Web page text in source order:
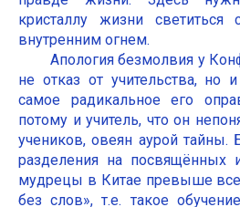
кристаллу жизни светиться
внутренним огнем.
Апология безмолвия у
не отказ от учительства, но
самое радикальное его
потому и учитель, что он
учеников, овеян аурой
разделения на
мудрецы в Китае превыше
без слов», т.е. такое